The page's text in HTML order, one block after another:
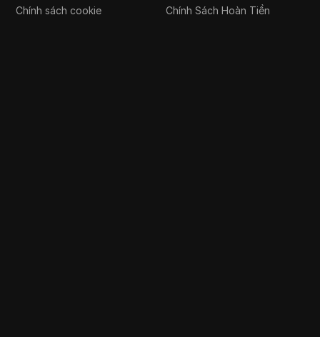
Chính sách cookie Chính Sách Hoàn Tiền